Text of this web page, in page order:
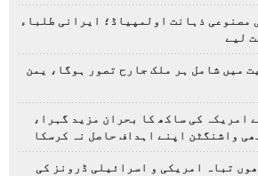
مصنوعی ذہانت اولمپیاڈ؛ ایرانی طلباء
میں شامل ہر ملک جارح تصور ہوگا، یمن
امریکہ کی ساکھ کا بحران مزید گہرا،
واشنگٹن اپنے اہداف حاصل نہ کرسکا
تباہ امریکی و اسرائیلی ڈرونز کی